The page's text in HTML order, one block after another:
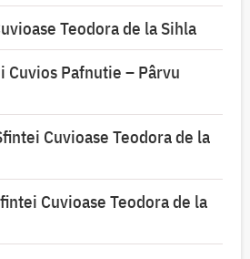
Teodora de la Sihla
Cuvios Pafnutie – Pârvu
Cuvioase Teodora de la
Cuvioase Teodora de la